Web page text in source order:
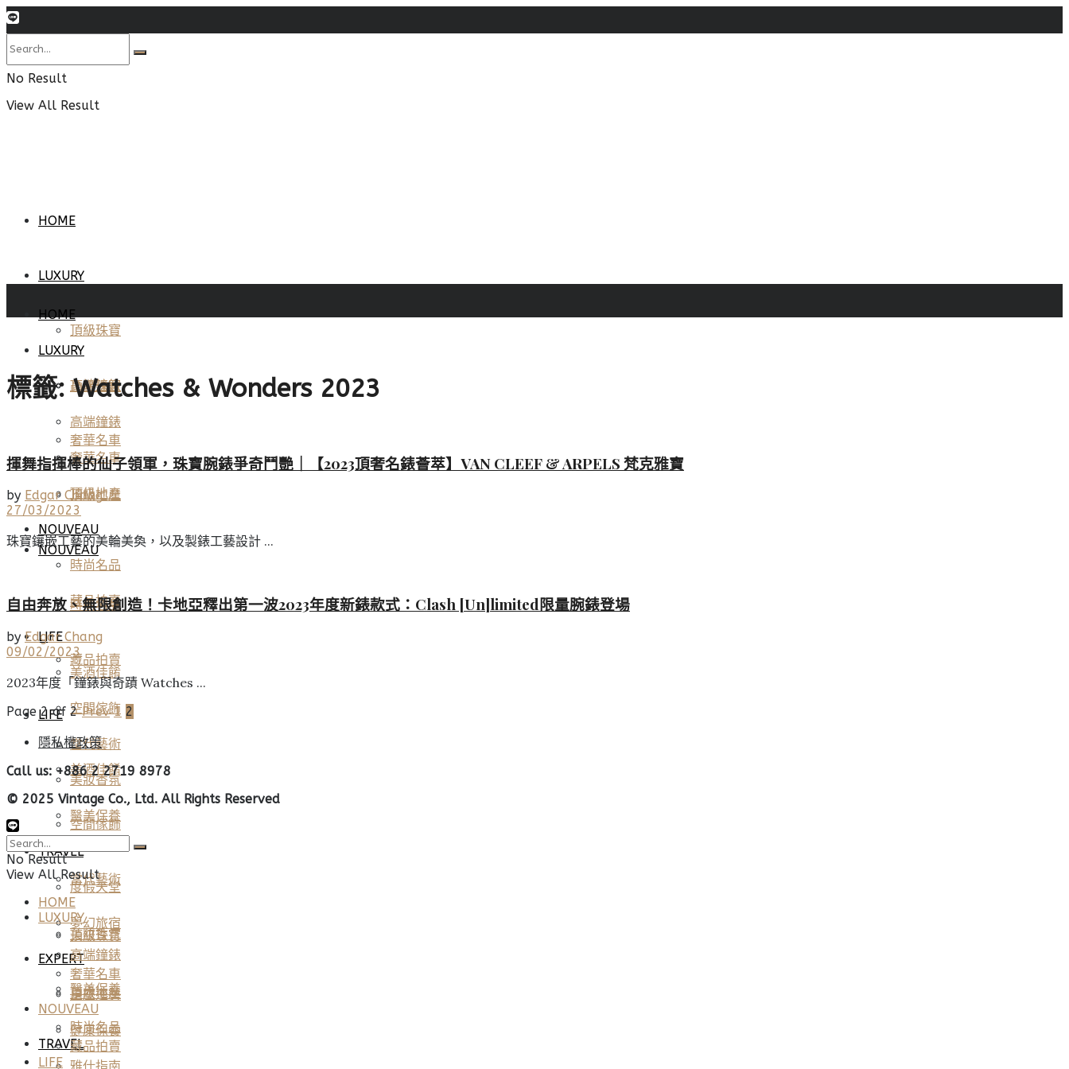
No Result
View All Result
HOME
LUXURY
頂級珠寶
高端鐘錶
奢華名車
頂級地產
NOUVEAU
時尚名品
藏品拍賣
LIFE
美酒佳餚
空間傢飾
當代藝術
美妝香氛
醫美保養
TRAVEL
HOME
LUXURY
頂級珠寶
高端鐘錶
奢華名車
頂級地產
NOUVEAU
時尚名品
藏品拍賣
LIFE
美酒佳餚
空間傢飾
當代藝術
美妝香氛
醫美保養
TRAVEL
度假天堂
夢幻旅宿
EXPERT
星座運勢
健康保養
標籤:Watches & Wonders 2023
揮舞指揮棒的仙子領軍，珠寶腕錶爭奇鬥艷｜【2023頂奢名錶薈萃】VAN CLEEF & ARPELS 梵克雅寶
by Edgar Chang
27/03/2023
珠寶鑲嵌工藝的美輪美奐，以及製錶工藝設計 ...
自由奔放、無限創造！卡地亞釋出第一波2023年度新錶款式：Clash [Un]limited限量腕錶登場
by Edgar Chang
09/02/2023
2023年度「鐘錶與奇蹟 Watches ...
Page 2 of 2 Prev 1 2
隱私權政策
Call us: +886 2 2719 8978
© 2025 Vintage Co., Ltd. All Rights Reserved
No Result
View All Result
HOME
LUXURY
頂級珠寶
高端鐘錶
奢華名車
頂級地產
NOUVEAU
時尚名品
藏品拍賣
LIFE